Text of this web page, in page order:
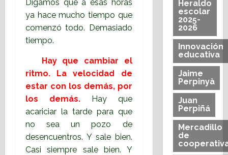
Digamos que a esas horas
ya hace mucho tiempo que
comenzó todo. Demasiado
tiempo.
Hay que cambiar el
ritmo. La velocidad de
estar con los demás, por
los demás.Hay que
acariciar la tarde para que
no sea un pozo de
desencuentros. Y sale bien.
Casi siempre sale bien. Y
Heraldo
escolar
2025-
2026
Innovación
educativa
Jaime
Perpinyà
Juan
Perpiñá
Mercadillo
de